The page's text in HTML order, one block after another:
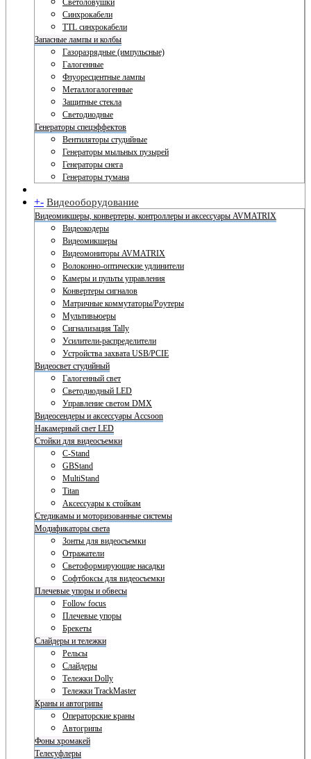
Светоловушки
Синхрокабели
TTL синхрокабели
Запасные лампы и колбы
Газоразрядные (импульсные)
Галогенные
Флуоресцентные лампы
Металлогалогенные
Защитные стекла
Светодиодные
Генераторы спецэффектов
Вентиляторы студийные
Генераторы мыльных пузырей
Генераторы снега
Генераторы тумана
+- Видеооборудование
Видеомикшеры, конвертеры, контроллеры и аксессуары AVMATRIX
Видеокодеры
Видеомикшеры
Видеомониторы AVMATRIX
Волоконно-оптические удлинители
Камеры и пульты управления
Конвертеры сигналов
Матричные коммутаторы/Роутеры
Мультивьюеры
Сигнализация Tally
Усилители-распределители
Устройства захвата USB/PCIE
Видеосвет студийный
Галогенный свет
Светодиодный LED
Управление светом DMX
Видеосендеры и аксессуары Accsoon
Накамерный свет LED
Стойки для видеосъемки
C-Stand
GBStand
MultiStand
Titan
Аксессуары к стойкам
Стедикамы и моторизованные системы
Модификаторы света
Зонты для видеосъемки
Отражатели
Светоформирующие насадки
Софтбоксы для видеосъемки
Плечевые упоры и обвесы
Follow focus
Плечевые упоры
Брекеты
Слайдеры и тележки
Рельсы
Слайдеры
Тележки Dolly
Тележки TrackMaster
Краны и автогрипы
Операторские краны
Автогрипы
Фоны хромакей
Телесуфлеры